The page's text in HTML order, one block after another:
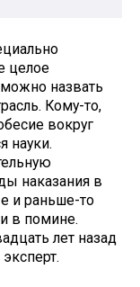
целое
назвать
Кому-то,
вокруг
науки.
наказания в
и раньше-то
в помине.
лет назад